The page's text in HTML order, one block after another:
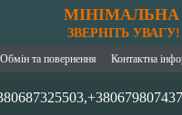
МІНІМАЛЬНА
ЗВЕРНІТЬ УВАГУ!
Обмін та повернення Контактна